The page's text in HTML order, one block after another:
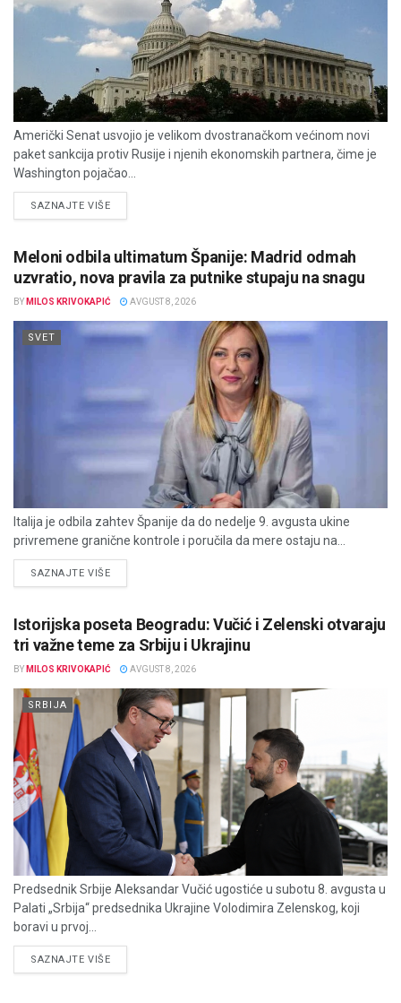
Američki Senat usvojio je velikom dvostranačkom većinom novi
paket sankcija protiv Rusije i njenih ekonomskih partnera, čime je
Washington pojačao...
SAZNAJTE VIŠEDETAILS
Meloni odbila ultimatum Španije: Madrid odmah
uzvratio, nova pravila za putnike stupaju na snagu
BY MILOS KRIVOKAPIĆ AVGUST 8, 2026
SVET
Italija je odbila zahtev Španije da do nedelje 9. avgusta ukine
privremene granične kontrole i poručila da mere ostaju na...
SAZNAJTE VIŠEDETAILS
Istorijska poseta Beogradu: Vučić i Zelenski otvaraju
tri važne teme za Srbiju i Ukrajinu
BY MILOS KRIVOKAPIĆ AVGUST 8, 2026
SRBIJA
Predsednik Srbije Aleksandar Vučić ugostiće u subotu 8. avgusta u
Palati „Srbija“ predsednika Ukrajine Volodimira Zelenskog, koji
boravi u prvoj...
SAZNAJTE VIŠEDETAILS